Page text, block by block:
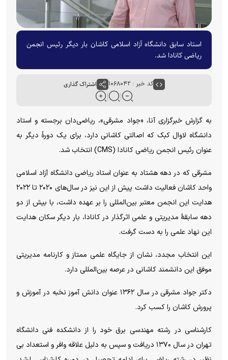
استاد سابق دانشگاه آزاد اسلامی کاشان بار دیگر رئیس انجمن
ریاضی کانادا شد.
کد خبر : ۱۰۶۸۰۴۲ اشتراک گذاری
به گزارش خبرگزاری آنا، «جواد مشرقی»، ریاضی‌دان برجسته و استاد
دانشگاه لاوال کبک که اصالتی کاشانی دارد، برای یک دورهٔ دیگر به
عنوان رئیس انجمن ریاضی کانادا (CMS) انتخاب شد.
مشرقی که در دهه هشتاد به عنوان استاد ریاضی دانشگاه آزاد اسلامی
واحد کاشان فعالیت داشت پیش از این نیز در سال‌های ۲۰۲۰ تا ۲۰۲۲
هدایت این انجمن معتبر بین‌المللی را بر عهده داشت، با بیش از دو
دهه سابقهٔ مدیریتی و علمی اثرگذار در کانادا، بار دیگر سکان هدایت
این نهاد علمی را به دست گرفت.
این انتخاب مجدد، نشان از جایگاه علمی ممتاز و کارنامه مدیریتی
موفق این دانشمند کاشانی در عرصه بین‌المللی دارد.
دکتر جواد مشرقی در سال ۱۳۶۲ عنوان دانش آموز نخبه در آموزش و
پرورش کاشان را کسب کرد.
کارشناسی در رشته مهندسی برق خود را از دانشکده فنی دانشگاه
تهران در سال ۱۳۷۰ دریافت و سپس به دلیل علاقه وافر و استعداد بی